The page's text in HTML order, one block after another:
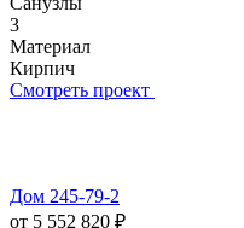
3
Материал
Кирпич
Смотреть проект
Дом 245-79-2
от 5 552 820 ₽